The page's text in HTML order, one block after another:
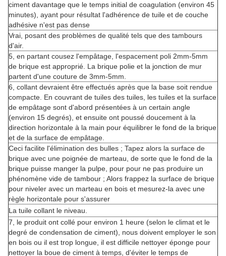
ciment davantage que le temps initial de coagulation (environ 45
minutes), ayant pour résultat l'adhérence de tuile et de couche
adhésive n'est pas dense
Vrai, posant des problèmes de qualité tels que des tambours
d'air.
5, en partant cousez l'empâtage, l'espacement poli 2mm-5mm
de brique est approprié. La brique polie et la jonction de mur
partent d'une couture de 3mm-5mm.
6, collant devraient être effectués après que la base soit rendue
compacte. En couvrant de tuiles des tuiles, les tuiles et la surface
de empâtage sont d'abord présentées à un certain angle
(environ 15 degrés), et ensuite ont poussé doucement à la
direction horizontale à la main pour équilibrer le fond de la brique
et de la surface de empâtage.
Ceci facilite l'élimination des bulles ; Tapez alors la surface de
brique avec une poignée de marteau, de sorte que le fond de la
brique puisse manger la pulpe, pour pour ne pas produire un
phénomène vide de tambour ; Alors frappez la surface de brique
pour niveler avec un marteau en bois et mesurez-la avec une
règle horizontale pour s'assurer
La tuile collant le niveau.
7, le produit ont collé pour environ 1 heure (selon le climat et le
degré de condensation de ciment), nous doivent employer le son
en bois ou il est trop longue, il est difficile nettoyer éponge pour
nettoyer la boue de ciment à temps, d'éviter le temps de